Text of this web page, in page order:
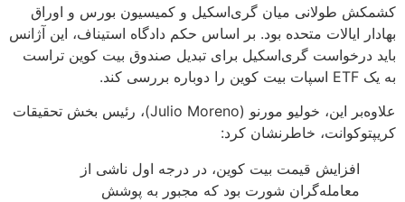
کشمکش طولانی میان گری‌اسکیل و کمیسیون بورس و اوراق
بهادار ایالات متحده بود. بر اساس حکم دادگاه استیناف، این آژانس
باید درخواست گری‌اسکیل برای تبدیل صندوق بیت کوین تراست
به یک ETF اسپات بیت کوین را دوباره بررسی کند.
علاوه‌بر این، خولیو مورنو (Julio Moreno)، رئیس بخش تحقیقات
کریپتوکوانت، خاطرنشان کرد:
افزایش قیمت بیت کوین، در درجه اول ناشی از
معامله‌گران شورت بود که مجبور به پوشش